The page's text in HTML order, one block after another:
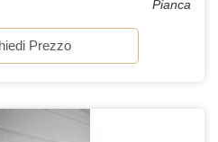
Pianca
Prezzo